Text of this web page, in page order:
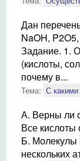
Дан
NaOH,
Задание. 1.
(кислоты,
почему в...
Тема: С
А. Верны ли
Все кислоты
Б. Молекулы
нескольких